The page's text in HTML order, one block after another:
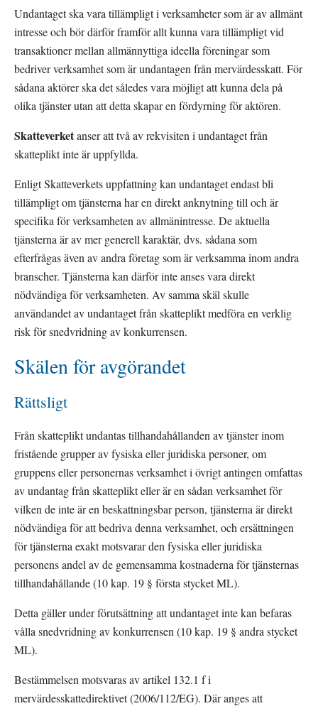
Undantaget ska vara tillämpligt i verksamheter som är av allmänt
intresse och bör därför framför allt kunna vara tillämpligt vid
transaktioner mellan allmännyttiga ideella föreningar som
bedriver verksamhet som är undantagen från mervärdesskatt. För
sådana aktörer ska det således vara möjligt att kunna dela på
olika tjänster utan att detta skapar en fördyrning för aktören.
Skatteverketanser att två av rekvisiten i undantaget från
skatteplikt inte är uppfyllda.
Enligt Skatteverkets uppfattning kan undantaget endast bli
tillämpligt om tjänsterna har en direkt anknytning till och är
specifika för verksamheten av allmänintresse. De aktuella
tjänsterna är av mer generell karaktär, dvs. sådana som
efterfrågas även av andra företag som är verksamma inom andra
branscher. Tjänsterna kan därför inte anses vara direkt
nödvändiga för verksamheten. Av samma skäl skulle
användandet av undantaget från skatteplikt medföra en verklig
risk för snedvridning av konkurrensen.
Skälen för avgörandet
Rättsligt
Från skatteplikt undantas tillhandahållanden av tjänster inom
fristående grupper av fysiska eller juridiska personer, om
gruppens eller personernas verksamhet i övrigt antingen omfattas
av undantag från skatteplikt eller är en sådan verksamhet för
vilken de inte är en beskattningsbar person, tjänsterna är direkt
nödvändiga för att bedriva denna verksamhet, och ersättningen
för tjänsterna exakt motsvarar den fysiska eller juridiska
personens andel av de gemensamma kostnaderna för tjänsternas
tillhandahållande (10 kap. 19 § första stycket ML).
Detta gäller under förutsättning att undantaget inte kan befaras
vålla snedvridning av konkurrensen (10 kap. 19 § andra stycket
ML).
Bestämmelsen motsvaras av artikel 132.1 f i
mervärdesskattedirektivet (2006/112/EG). Där anges att